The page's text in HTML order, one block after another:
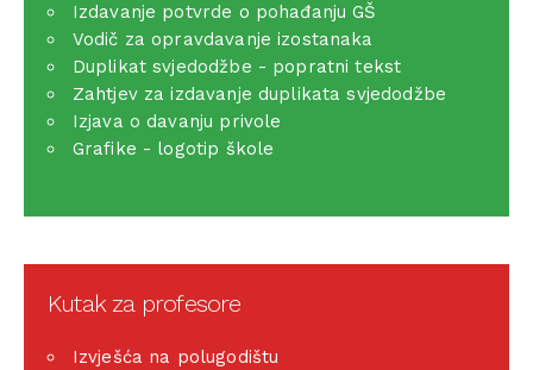
Izdavanje potvrde o pohađanju GŠ
Vodič za opravdavanje izostanaka
Duplikat svjedodžbe - popratni tekst
Zahtjev za izdavanje duplikata svjedodžbe
Izjava o davanju privole
Grafike - logotip škole
Kutak za profesore
Izvješća na polugodištu